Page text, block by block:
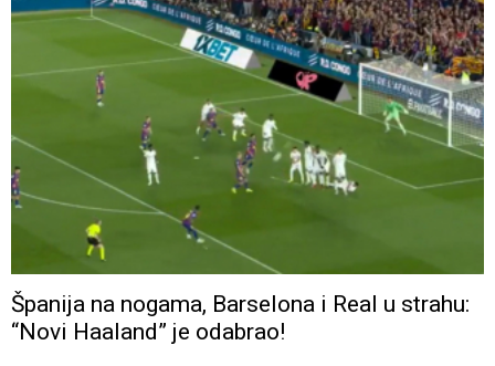
Španija na nogama, Barselona i Real u strahu:
“Novi Haaland” je odabrao!